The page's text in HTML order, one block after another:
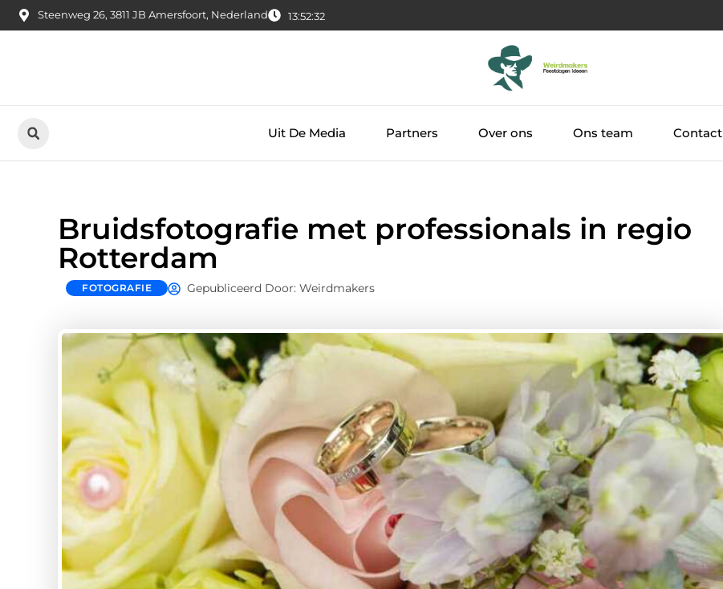
Steenweg 26, 3811 JB Amersfoort, Nederland 13:52:33
Uit De Media Partners Over ons Ons team Contact
Bruidsfotografie met professionals in regio
Rotterdam
FOTOGRAFIE Gepubliceerd Door: Weirdmakers